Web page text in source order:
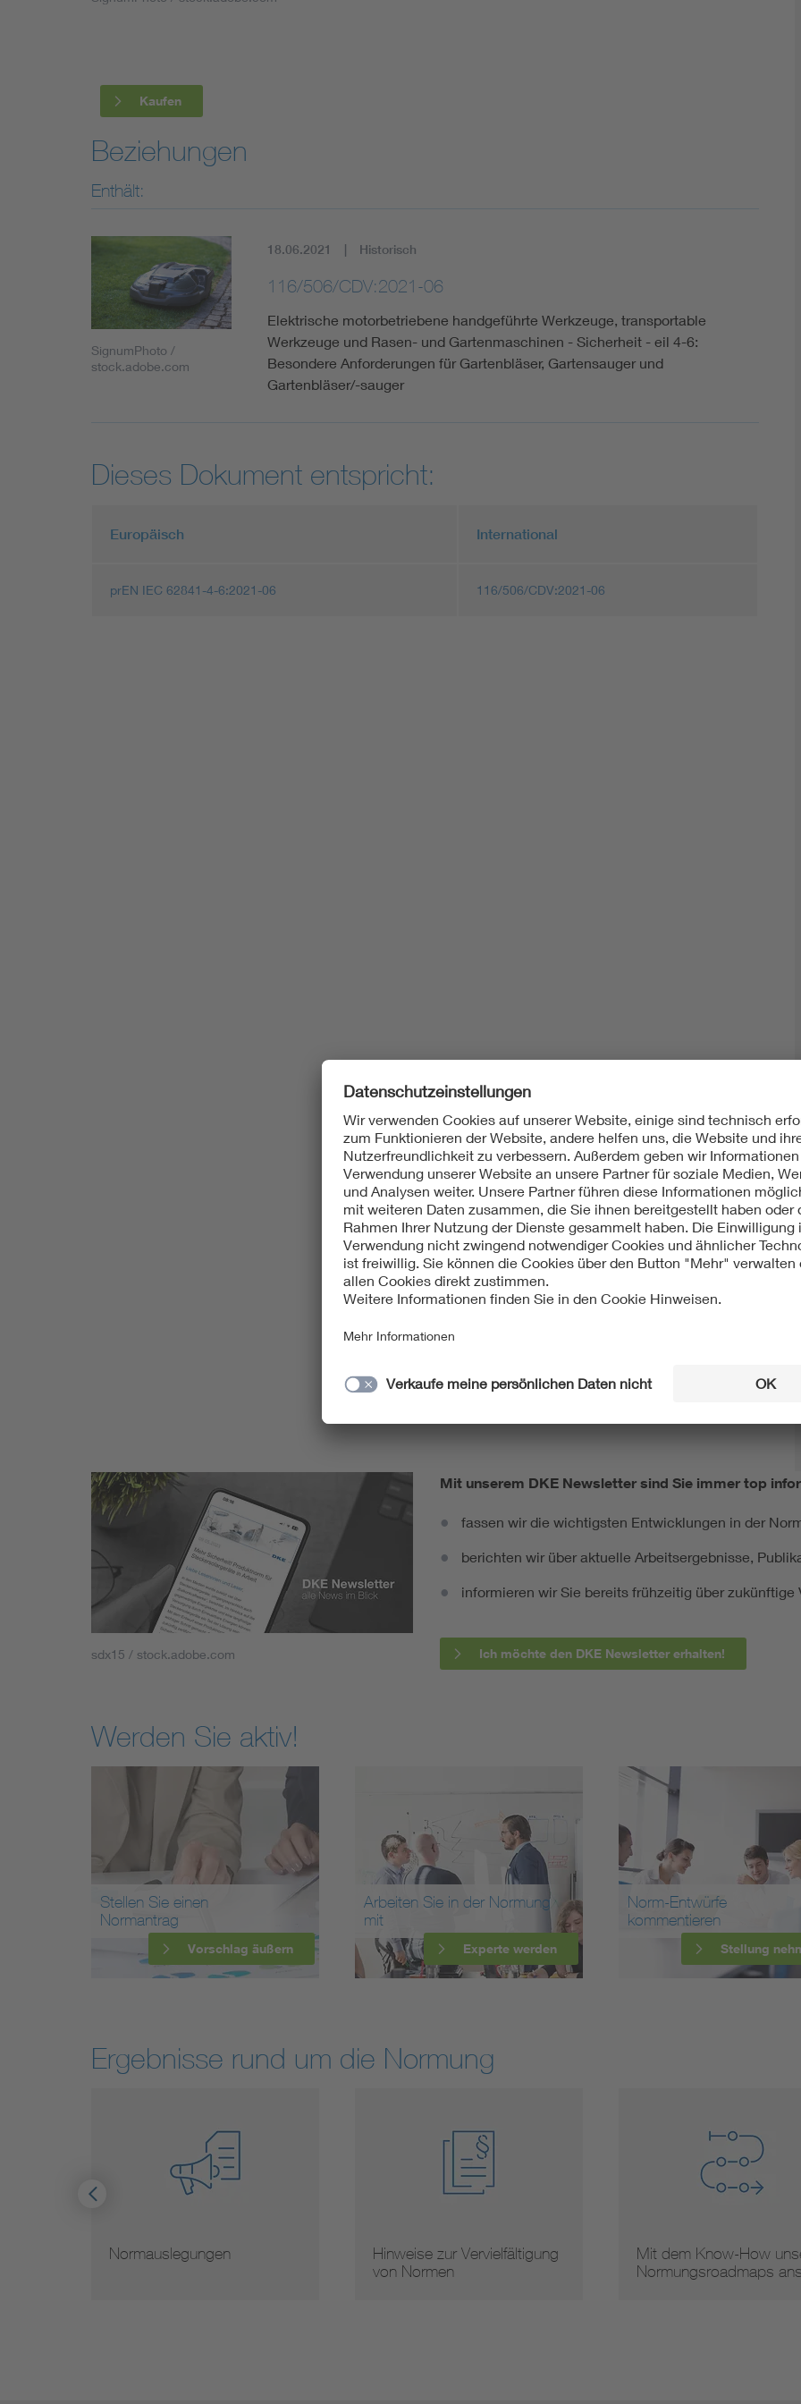
Mobility
Smart Cities
Kaufen
Beziehungen
Enthält:
SignumPhoto /
stock.adobe.com
18.06.2021 Historisch
116/506/CDV:2021-06
Elektrische motorbetriebene handgeführte Werkzeuge, transportable
Werkzeuge und Rasen- und Gartenmaschinen - Sicherheit - eil 4-6:
Besondere Anforderungen für Gartenbläser, Gartensauger und
Gartenbläser/-sauger
Dieses Dokument entspricht:
Europäisch International
prEN IEC 62841-4-6:2021-06 116/506/CDV:2021-06
sdx15 / stock.adobe.com
Mit unserem DKE Newsletter sind Sie immer top
fassen wir die wichtigsten Entwicklungen in der
berichten wir über aktuelle Arbeitsergebnisse,
informieren wir Sie bereits frühzeitig über zukünftige
Ich möchte den DKE Newsletter erhalten!
Werden Sie aktiv!
Stellen Sie einen
Normantrag
Vorschlag äußern
Arbeiten Sie in der Normung
mit
Experte werden
Norm-Entwürfe
kommentieren
Stellung
Ergebnisse rund um die Normung
Normauslegungen
Hinweise zur Vervielfältigung
von Normen
Mit dem Know-How
Normungsroadmaps